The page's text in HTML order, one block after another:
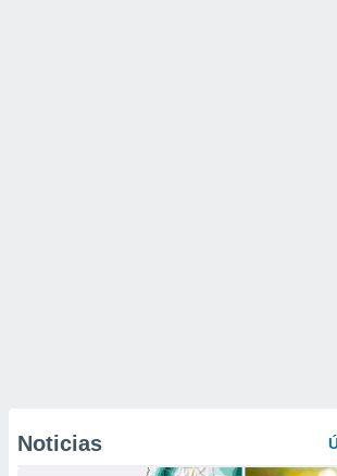
Noticias